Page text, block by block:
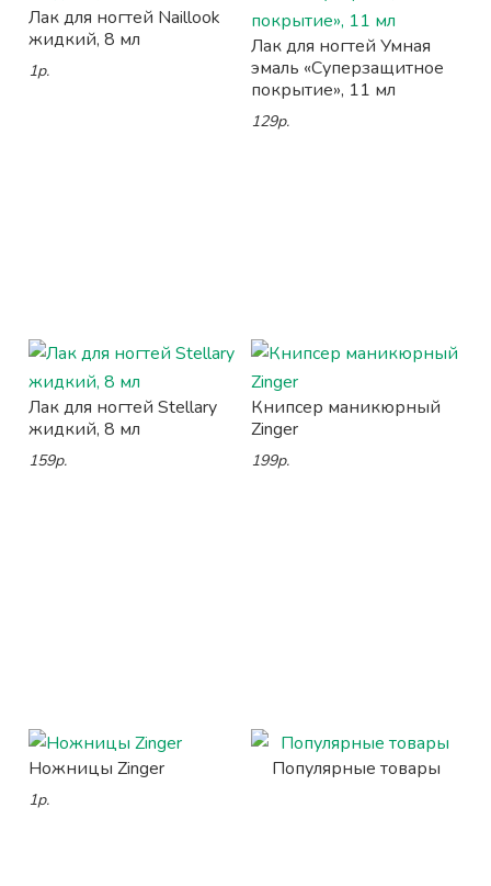
Лак для ногтей Naillook
жидкий, 8 мл
1р.
Лак для ногтей Умная
эмаль «Суперзащитное
покрытие», 11 мл
129р.
Лак для ногтей Stellary
жидкий, 8 мл
159р.
Книпсер маникюрный
Zinger
199р.
Ножницы Zinger
1р.
Популярные товары